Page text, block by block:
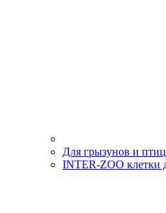
Для грызунов и птиц
INTER-ZOO клетки